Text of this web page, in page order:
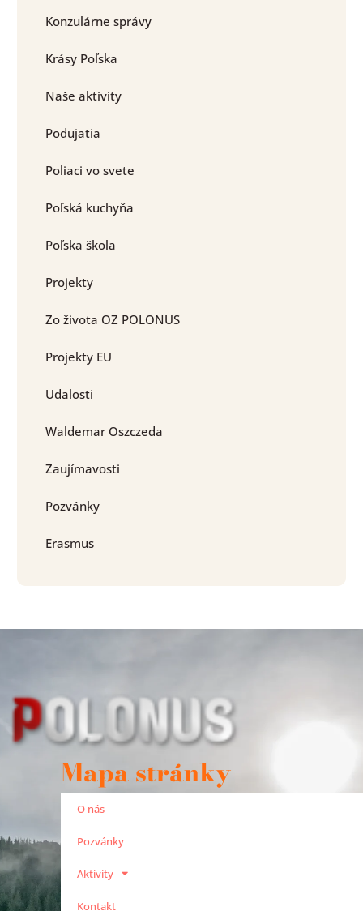
Konzulárne správy
Krásy Poľska
Naše aktivity
Podujatia
Poliaci vo svete
Poľská kuchyňa
Poľska škola
Projekty
Zo života OZ POLONUS
Projekty EU
Udalosti
Waldemar Oszczeda
Zaujímavosti
Pozvánky
Erasmus
Mapa stránky
O nás
Pozvánky
Aktivity
Kontakt